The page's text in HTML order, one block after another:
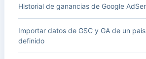
Historial de ganancias de Google
Importar datos de GSC y GA de un país
definido